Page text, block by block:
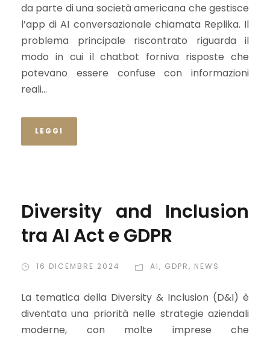
da parte di una società americana che gestisce
l’app di AI conversazionale chiamata Replika. Il
problema principale riscontrato riguarda il
modo in cui il chatbot forniva risposte che
potevano essere confuse con informazioni
reali...
LEGGI
Diversity and Inclusion
tra AI Act e GDPR
16 DICEMBRE 2024 AI, GDPR, NEWS
La tematica della Diversity & Inclusion (D&I) è
diventata una priorità nelle strategie aziendali
moderne, con molte imprese che